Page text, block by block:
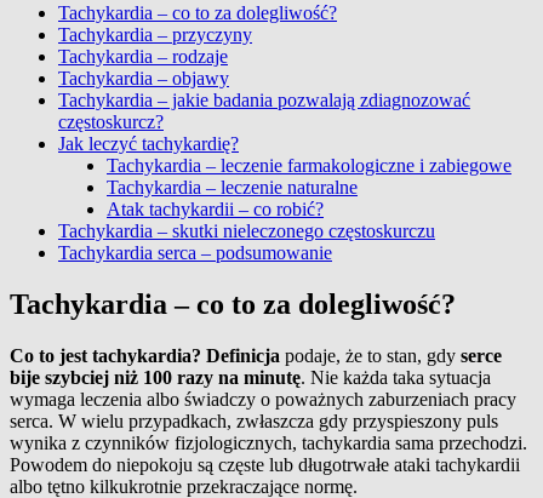
Tachykardia – co to za dolegliwość?
Tachykardia – przyczyny
Tachykardia – rodzaje
Tachykardia – objawy
Tachykardia – jakie badania pozwalają zdiagnozować
częstoskurcz?
Jak leczyć tachykardię?
Tachykardia – leczenie farmakologiczne i zabiegowe
Tachykardia – leczenie naturalne
Atak tachykardii – co robić?
Tachykardia – skutki nieleczonego częstoskurczu
Tachykardia serca – podsumowanie
Tachykardia – co to za dolegliwość?
Co to jest tachykardia? Definicja podaje, że to stan, gdy serce
bije szybciej niż 100 razy na minutę. Nie każda taka sytuacja
wymaga leczenia albo świadczy o poważnych zaburzeniach pracy
serca. W wielu przypadkach, zwłaszcza gdy przyspieszony puls
wynika z czynników fizjologicznych, tachykardia sama przechodzi.
Powodem do niepokoju są częste lub długotrwałe ataki tachykardii
albo tętno kilkukrotnie przekraczające normę.